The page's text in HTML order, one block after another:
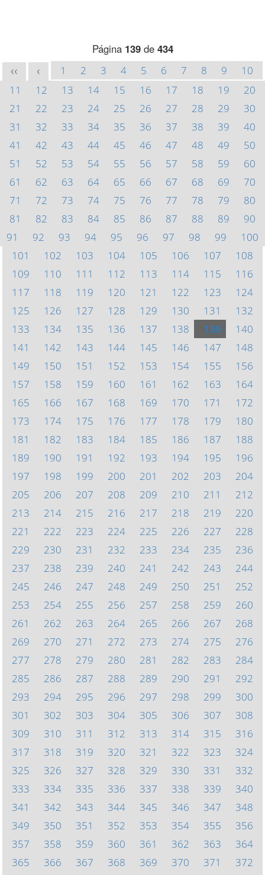
Página 139de 434
<< < 1 2 3 4 5 6 7 8 9
10
11
12 13 14 15 16 17 18 19
20
21
22 23 24 25 26 27 28 29
30
31
32 33 34 35 36 37 38 39
40
41
42 43 44 45 46 47 48 49
50
51
52 53 54 55 56 57 58 59
60
61
62 63 64 65 66 67 68 69
70
71
72 73 74 75 76 77 78 79
80
81
82 83 84 85 86 87 88 89
90
91
92 93 94 95 96 97 98 99
100
101
102 103 104 105 106 107
108
109
110 111 112 113 114 115
116
117
118 119 120 121 122 123
124
125
126 127 128 129 130 131
132
133
134 135 136 137 138 139
140
141
142 143 144 145 146 147
148
149
150 151 152 153 154 155
156
157
158 159 160 161 162 163
164
165
166 167 168 169 170 171
172
173
174 175 176 177 178 179
180
181
182 183 184 185 186 187
188
189
190 191 192 193 194 195
196
197
198 199 200 201 202 203
204
205
206 207 208 209 210 211
212
213
214 215 216 217 218 219
220
221
222 223 224 225 226 227
228
229
230 231 232 233 234 235
236
237
238 239 240 241 242 243
244
245
246 247 248 249 250 251
252
253
254 255 256 257 258 259
260
261
262 263 264 265 266 267
268
269
270 271 272 273 274 275
276
277
278 279 280 281 282 283
284
285
286 287 288 289 290 291
292
293
294 295 296 297 298 299
300
301
302 303 304 305 306 307
308
309
310 311 312 313 314 315
316
317
318 319 320 321 322 323
324
325
326 327 328 329 330 331
332
333
334 335 336 337 338 339
340
341
342 343 344 345 346 347
348
349
350 351 352 353 354 355
356
357
358 359 360 361 362 363
364
365
366 367 368 369 370 371
372